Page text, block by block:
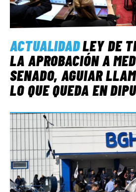
ACTUALIDADLEY DE
LA APROBACIÓN A
SENADO, AGUIAR
LO QUE QUEDA EN